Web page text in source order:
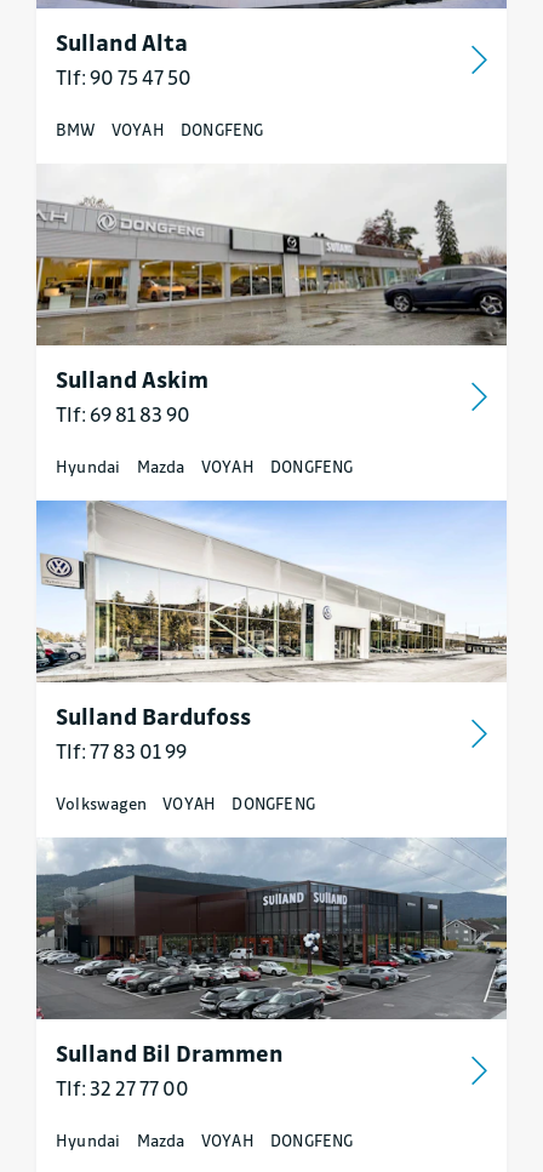
Sulland Alta
Tlf: 90 75 47 50
BMW VOYAH DONGFENG
Sulland Askim
Tlf: 69 81 83 90
Hyundai Mazda VOYAH DONGFENG
Sulland Bardufoss
Tlf: 77 83 01 99
Volkswagen VOYAH DONGFENG
Sulland Bil Drammen
Tlf: 32 27 77 00
Hyundai Mazda VOYAH DONGFENG